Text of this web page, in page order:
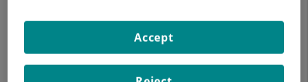
Prendre decisions relacionades amb els problemes de salut
presents o futurs perquè puguin ser aplicables quan la
persona no pot decidir per si mateixa és un dret reconegut
per la legislació vigent. Sempre és recomanable fer-ho
Accept